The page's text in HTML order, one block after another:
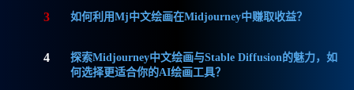
3 如何利用Mj中文绘画在Midjourney中赚取收益？
4
探索Midjourney中文绘画与Stable Diffusion的魅力，如
何选择更适合你的AI绘画工具？